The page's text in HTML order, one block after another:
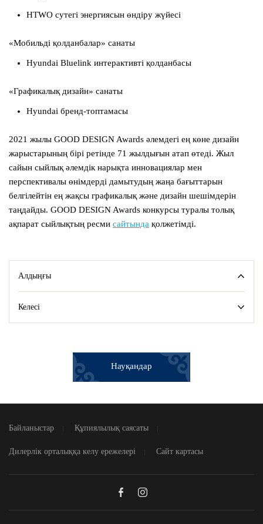
HTWO сутегі энергиясын өндіру жүйесі
«Мобильді қолданбалар» санаты
Hyundai Bluelink интерактивті қолданбасы
«Графикалық дизайн» санаты
Hyundai бренд-топтамасы
2021 жылы GOOD DESIGN Awards әлемдегі ең көне дизайн
жарыстарының бірі ретінде 71 жылдығын атап өтеді. Жыл
сайын сыйлық әлемдік нарықта инновациялар мен
перспективалы өнімдерді дамытудың жаңа бағыттарын
белгілейтін ең жақсы графикалық және дизайн шешімдерін
таңдайды. GOOD DESIGN Awards конкурсы туралы толық
ақпарат сыйлықтың ресми сайтында қолжетімді.
Алдыңғы
Келесі
Науқандар
Байланыстар Құпиялылық саясаты
Дилерлік орталыққа келу ережелері Сайт картасы